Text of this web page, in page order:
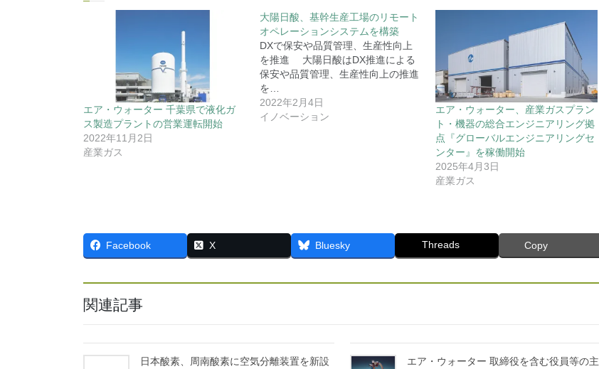
エア・ウォーター 千葉県で液化ガ
ス製造プラントの営業運転開始
2022年11月2日
産業ガス
大陽日酸、基幹生産工場のリモート
オペレーションシステムを構築
DXで保安や品質管理、生産性向上
を推進 大陽日酸はDX推進による
保安や品質管理、生産性向上の推進
を…
2022年2月4日
イノベーション
エア・ウォーター、産業ガスプラン
ト・機器の総合エンジニアリング拠
点『グローバルエンジニアリングセ
ンター』を稼働開始
2025年4月3日
産業ガス
Facebook X Bluesky Threads Copy
関連記事
日本酸素、周南酸素に空気分離装置を新設
エア・ウォーター 取締役を含む役員等の主